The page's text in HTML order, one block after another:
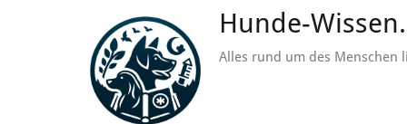
Hunde-
Alles rund um des Menschen